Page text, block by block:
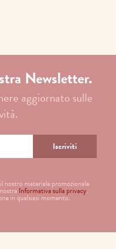
Newsletter.
aggiornato sulle
nostro materiale promozionale
Informativa sulla privacy.
in qualsiasi momento.